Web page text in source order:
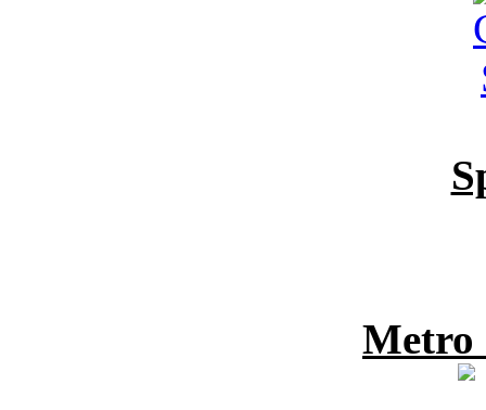
Metro